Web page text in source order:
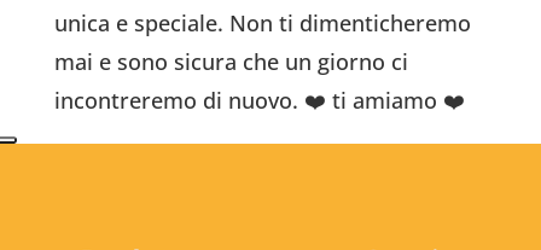
unica e speciale. Non ti dimenticheremo
mai e sono sicura che un giorno ci
incontreremo di nuovo. ❤️ ti amiamo ❤️